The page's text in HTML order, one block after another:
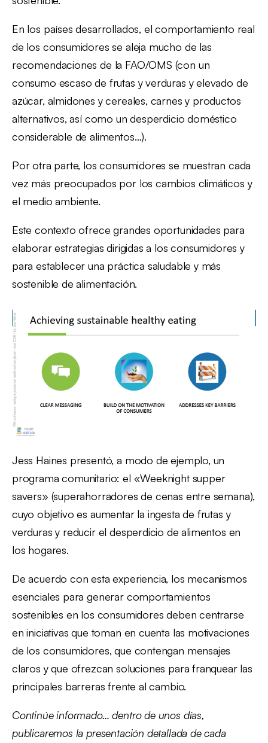
En los países desarrollados, el comportamiento real
de los consumidores se aleja mucho de las
recomendaciones de la FAO/OMS (con un
consumo escaso de frutas y verduras y elevado de
azúcar, almidones y cereales, carnes y productos
alternativos, así como un desperdicio doméstico
considerable de alimentos…).
Por otra parte, los consumidores se muestran cada
vez más preocupados por los cambios climáticos y
el medio ambiente.
Este contexto ofrece grandes oportunidades para
elaborar estrategias dirigidas a los consumidores y
para establecer una práctica saludable y más
sostenible de alimentación.
Jess Haines presentó, a modo de ejemplo, un
programa comunitario: el «Weeknight supper
savers» (superahorradores de cenas entre semana),
cuyo objetivo es aumentar la ingesta de frutas y
verduras y reducir el desperdicio de alimentos en
los hogares.
De acuerdo con esta experiencia, los mecanismos
esenciales para generar comportamientos
sostenibles en los consumidores deben centrarse
en iniciativas que toman en cuenta las motivaciones
de los consumidores, que contengan mensajes
claros y que ofrezcan soluciones para franquear las
principales barreras frente al cambio.
Continúe informado… dentro de unos días,
publicaremos la presentación detallada de cada